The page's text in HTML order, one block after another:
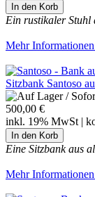
Ein rustikaler Stuhl
Mehr
Sitzbank Santoso
500,00 €
inkl. 19% MwSt |
Eine Sitzbank aus
Mehr